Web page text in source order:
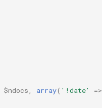
$ndocs, array( '!date' =>